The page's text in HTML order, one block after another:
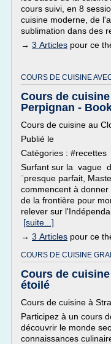
cours suivi, en 8
cuisine moderne, de
sublimation dans des
→ 3 Articles pour ce
COURS DE CUISINE
Cours de
Perpignan -
Cours de cuisine au
Publié le
Catégories : #recettes
Surfant sur la vague
¨presque parfait,
commencent à
de la frontière pour
relever sur
[suite...]
→ 3 Articles pour ce
COURS DE CUISINE
Cours de
étoilé
Cours de cuisine à
Participez à un cours
découvrir le monde
connaissances